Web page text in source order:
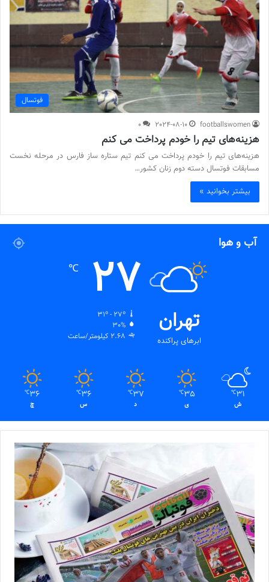
فوتسال
footballswomen
2024-08-10
0
هزینه‌های تیم را خودم پرداخت می کنم
هزینه‌های تیم را خودم پرداخت می کنم تیم ستاره ساز فارس در مرحله نخست
مسابقات فوتسال دسته دوم زنان کشور…
بیشتر بخوانید »
آب و هوا
تهران
ابرهای پراکنده
27
℃
31º - 27º
30%
2.68 کیلومتر/ساعت
31
℃
ش
35
℃
ی
37
℃
د
36
℃
س
36
℃
چ